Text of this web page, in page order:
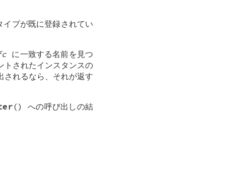
プが既に登録されてい
に一致する名前を見つ
トされたインスタンスの
れるなら、それが返す
() への呼び出しの結